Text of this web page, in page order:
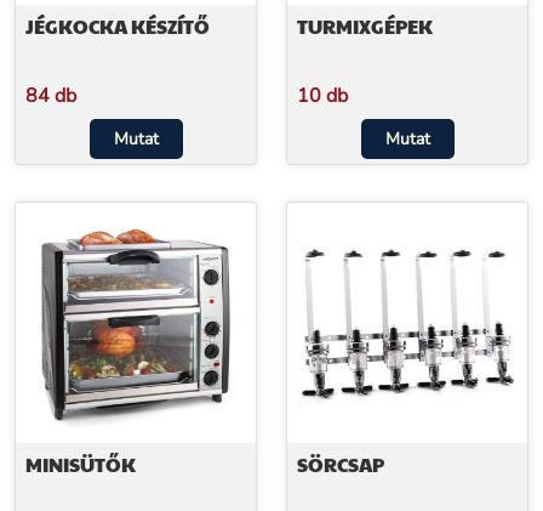
JÉGKOCKA KÉSZÍTŐ
84 db
Mutat
TURMIXGÉPEK
10 db
Mutat
MINISÜTŐK SÖRCSAP